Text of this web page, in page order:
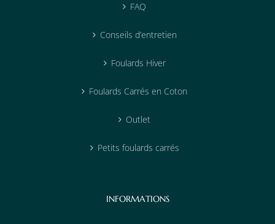
FAQ
Conseils d’entretien
Foulards Hiver
Foulards Carrés en Coton
Outlet
Petits foulards carrés
INFORMATIONS